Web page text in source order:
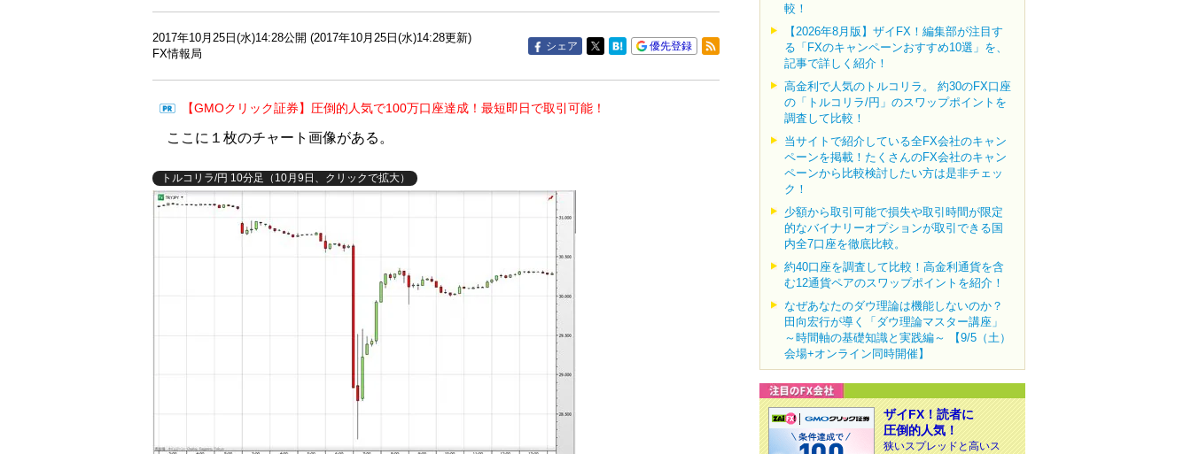
2017年10月25日(水)14:28公開 (2017年10月25日(水)14:28更新)
FX情報局
シェア 優先登録
【GMOクリック証券】圧倒的人気で100万口座達成！最短即日で取引可能！
ここに１枚のチャート画像がある。
トルコリラ/円 10分足（10月9日、クリックで拡大）
較！
【2026年8月版】ザイFX！編集部が注目す
る「FXのキャンペーンおすすめ10選」を、
記事で詳しく紹介！
高金利で人気のトルコリラ。 約30のFX口座
の「トルコリラ/円」のスワップポイントを
調査して比較！
当サイトで紹介している全FX会社のキャン
ペーンを掲載！たくさんのFX会社のキャン
ペーンから比較検討したい方は是非チェッ
ク！
少額から取引可能で損失や取引時間が限定
的なバイナリーオプションが取引できる国
内全7口座を徹底比較。
約40口座を調査して比較！高金利通貨を含
む12通貨ペアのスワップポイントを紹介！
なぜあなたのダウ理論は機能しないのか？
田向宏行が導く「ダウ理論マスター講座」
～時間軸の基礎知識と実践編～ 【9/5（土）
会場+オンライン同時開催】
ザイFX！読者に
圧倒的人気！
狭いスプレッドと高いス